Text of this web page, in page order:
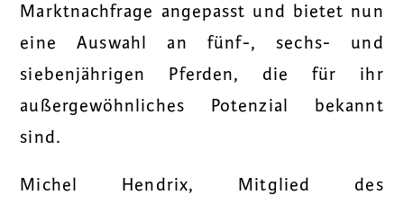
Marktnachfrage angepasst und bietet nun
eine Auswahl an fünf-, sechs- und
siebenjährigen Pferden, die für ihr
außergewöhnliches Potenzial bekannt
sind.
Michel Hendrix, Mitglied des